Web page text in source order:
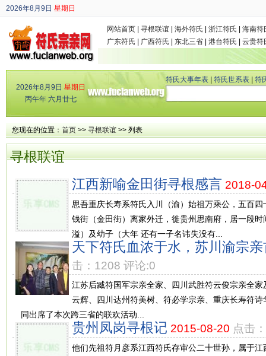
2026年8月9日 星期日
丙午年 六月廿七 网站首页 寻根联谊 海外符氏 浙江符氏
海南符
广东符氏
广西符氏 东北三省 港台符氏 云贵符
2026年8月9日 星期日
丙午年 六月廿七
符氏大事年表 符氏世系表 符
您现在的位置： 首页 >> 寻根联谊 >> 列表
寻根联谊
江西新喻金田街寻根感言 2018-
思吾重庆长寿系符氏入川（渝）始祖万乘公，五百
钱街（金田街）离家外迁，徙贵州思南府，居一段
溢）及幼子（大年 还有一子名讳失没有...
天下符氏血浓于水，苏川渝宗
击：1208 评论:0
江苏后臧符国军宗亲全家、四川武胜符云俊宗亲全
云辉、四川达州符美树、符必学宗亲、重庆长寿符
同出席了本次跨三省的联欢活动...
贵州凤岗寻根记 2015-08-20 点击
他们先祖符月彦系江西符氏存审公二十世孙，属于